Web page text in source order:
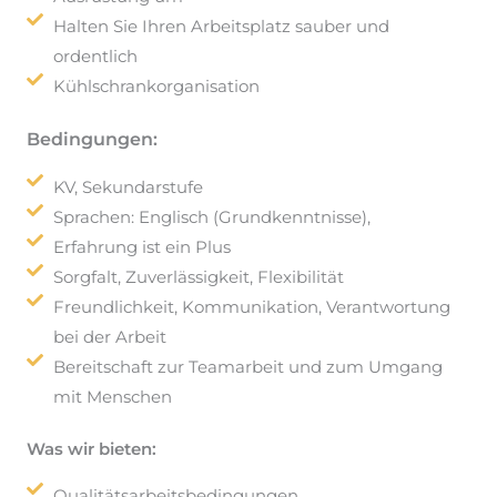
Halten Sie Ihren Arbeitsplatz sauber und
ordentlich
Kühlschrankorganisation
Bedingungen:
KV, Sekundarstufe
Sprachen: Englisch (Grundkenntnisse),
Erfahrung ist ein Plus
Sorgfalt, Zuverlässigkeit, Flexibilität
Freundlichkeit, Kommunikation, Verantwortung
bei der Arbeit
Bereitschaft zur Teamarbeit und zum Umgang
mit Menschen
Was wir bieten: